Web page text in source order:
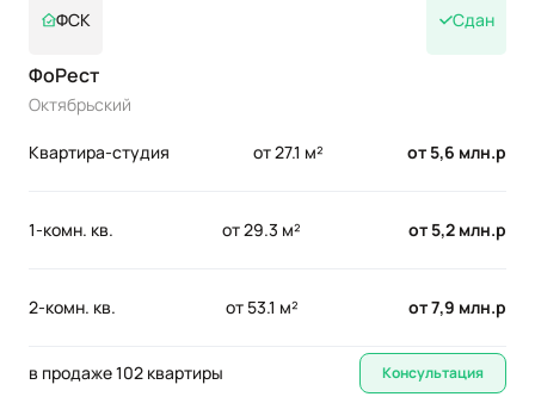
ФСК Сдан
ФоРест
Октябрьский
Квартира-студия от 27.1 м² от 5,6 млн.р
1-комн. кв. от 29.3 м² от 5,2 млн.р
2-комн. кв. от 53.1 м² от 7,9 млн.р
в продаже 102 квартиры Консультация